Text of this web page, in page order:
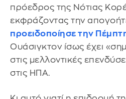
πρόεδρος της Νότιας
εκφράζοντας την
προειδοποίησε την
Ουάσιγκτον ίσως έχει
στις μελλοντικές
στις ΗΠΑ.